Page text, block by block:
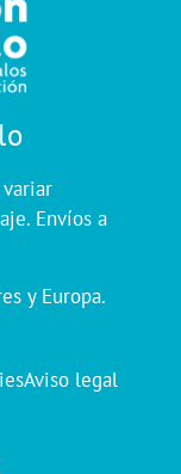
Envíos a
y Europa.
Aviso legal